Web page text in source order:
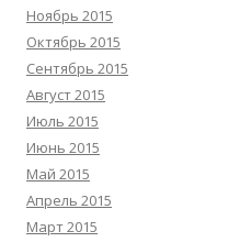
Ноябрь 2015
Октябрь 2015
Сентябрь 2015
Август 2015
Июль 2015
Июнь 2015
Май 2015
Апрель 2015
Март 2015